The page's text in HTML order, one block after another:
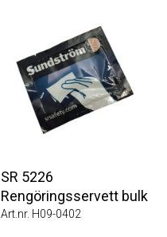
SR 5226
Rengöringsservett bulk
Art.nr. H09-0402